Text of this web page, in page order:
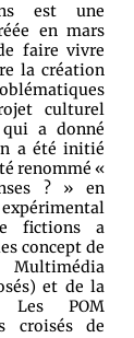
est une
en mars
faire vivre
la création
culturel
a donné
a été initié
renommé «
? » en
fictions a
concept de
Multimédia
et de la
Les POM
croisés de